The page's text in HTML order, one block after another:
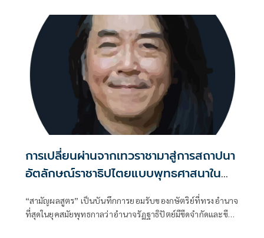
การเปลี่ยนผ่านจากเทวราชามาสู่การสถาปนา
อัตลักษณ์ราชาธิปไตยแบบพุทธศาสนาใน
พระไตรปิฏก : สามัญผลสูตรในฐานะทฤษฎี
ขีดจำกัดของอำนาจรัฐเหนือแรงงานและ
ทรัพย์สิน
“สามัญผลสูตร” เป็นบันทึกการยอมรับของกษัตริย์ที่ทรงอำนาจ
ที่สุดในยุคสมัยพุทธกาลว่าอำนาจรัฏฐาธิปัตย์มีขีดจำกัดและขีด